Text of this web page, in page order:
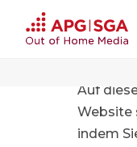
Über
Auf
Website
indem